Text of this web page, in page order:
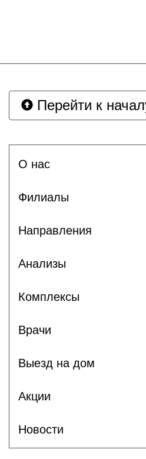
Перейти к
О нас
Филиалы
Направления
Анализы
Комплексы
Врачи
Выезд на дом
Акции
Новости